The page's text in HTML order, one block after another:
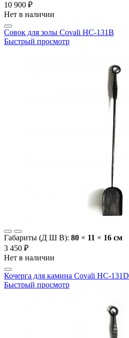
10 900 ₽
Нет в наличии
Совок для золы Covali HC-131B
Быстрый просмотр
Габариты (Д Ш В): 80 × 11 × 16 cм
3 450 ₽
Нет в наличии
Кочерга для камина Covali НС-131D
Быстрый просмотр